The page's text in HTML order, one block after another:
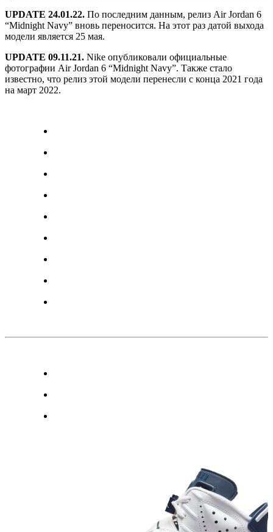
UPDATE 24.01.22. По последним данным, релиз Air Jordan 6
“Midnight Navy” вновь переносится. На этот раз датой выхода
модели является 25 мая.
UPDATE 09.11.21. Nike опубликовали официальные
фотографии Air Jordan 6 “Midnight Navy”. Также стало
известно, что релиз этой модели перенесли с конца 2021 года
на март 2022.